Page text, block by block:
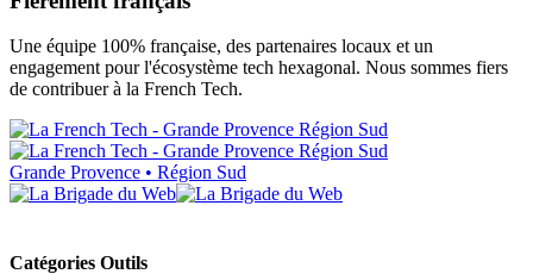
Une équipe 100% française, des partenaires locaux et un
engagement pour l'écosystème tech hexagonal. Nous sommes fiers
de contribuer à la French Tech.
Grande Provence • Région Sud
Catégories Outils